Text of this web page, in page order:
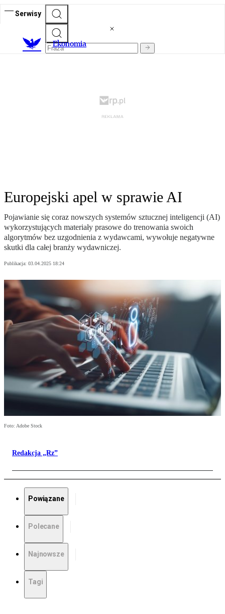
Serwisy
Ekonomia
Europejski apel w sprawie AI
Pojawianie się coraz nowszych systemów sztucznej inteligencji (AI)
wykorzystujących materiały prasowe do trenowania swoich
algorytmów bez uzgodnienia z wydawcami, wywołuje negatywne
skutki dla całej branży wydawniczej.
Publikacja: 03.04.2025 18:24
Foto: Adobe Stock
Redakcja „Rz”
Powiązane
Polecane
Najnowsze
Tagi